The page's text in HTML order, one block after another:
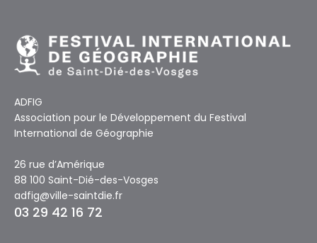
ADFIG
Association pour le Développement du Festival
International de Géographie
26 rue d’Amérique
88 100 Saint-Dié-des-Vosges
adfig@ville-saintdie.fr
03 29 42 16 72